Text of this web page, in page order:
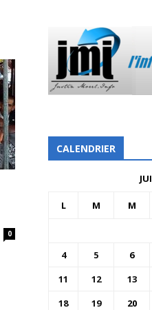
0
CALENDRIER
L M M
4
5 6
11
12 13
18
19 20